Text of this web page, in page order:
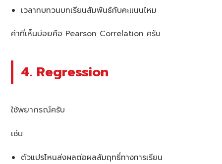
เวลาทบทวนบทเรียนสัมพันธ์กับคะแนนไหม
ค่าที่เห็นบ่อยคือ Pearson Correlation ครับ
4. Regression
ใช้พยากรณ์ครับ
เช่น
ตัวแปรไหนส่งผลต่อผลสัมฤทธิ์ทางการเรียน